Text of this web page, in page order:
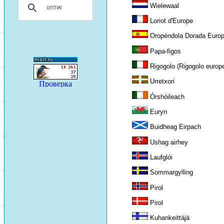
Wielewaal
Loriot d'Europe
Oropéndola Dorada
Papa-figos
Rigogolo (Rigogolo
Urretxori
Órshóileach
Euryn
Buidheag Eirpach
Ushag airhey
Laufglói
Sommargylling
Pirol
Pirol
Kuhankeittäjä